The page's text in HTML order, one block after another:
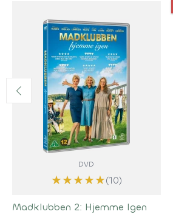
DVD
★★★★★(10)
Madklubben 2: Hjemme Igen